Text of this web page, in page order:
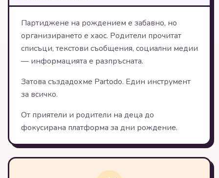
Партиджене на рождением е забавно, но
организирането е хаос. Родители прочитат
списъци, текстови съобщения, социални медии
— информацията е разпръсната.
Затова създадохме Partodo. Един инструмент
за всичко.
От приятели и родители на деца до
фокусирана платформа за дни рождение.